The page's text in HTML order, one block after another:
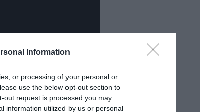
Information
or processing of your personal or
use the below opt-out section to
out request is processed you may
information utilized by us or personal
Dodaj